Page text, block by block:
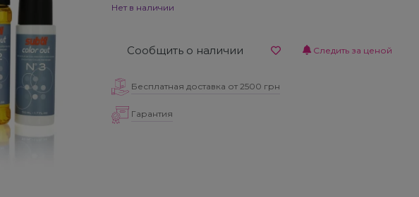
Нет в наличии
Сообщить о наличии Следить за ценой
Бесплатная доставка от 2500 грн
Гарантия